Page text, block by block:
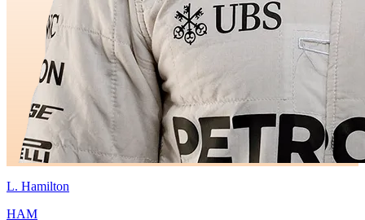
L. Hamilton
HAM